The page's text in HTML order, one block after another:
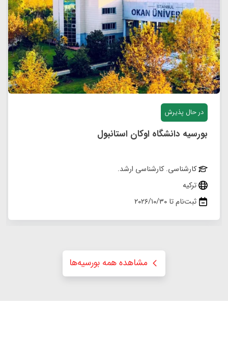
در حال پذیرش
بورسیه دانشگاه اوکان استانبول
کارشناسی. کارشناسی ارشد.
ترکیه
ثبت‌نام تا ۲۰۲۶/۱۰/۳۰
مشاهده همه بورسیه‌ها